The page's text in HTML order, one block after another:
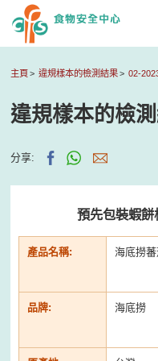
主頁 違規樣本的檢測結果 02-
違規樣本的檢
分享:
預先包裝蝦餅
產品名稱: 海底撈
品牌: 海底撈